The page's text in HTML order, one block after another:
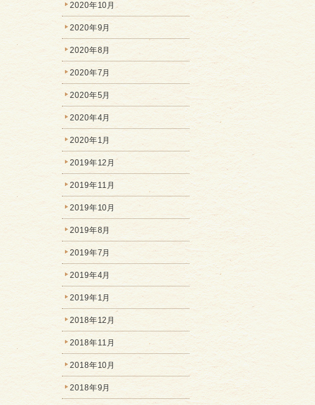
2020年10月
2020年9月
2020年8月
2020年7月
2020年5月
2020年4月
2020年1月
2019年12月
2019年11月
2019年10月
2019年8月
2019年7月
2019年4月
2019年1月
2018年12月
2018年11月
2018年10月
2018年9月